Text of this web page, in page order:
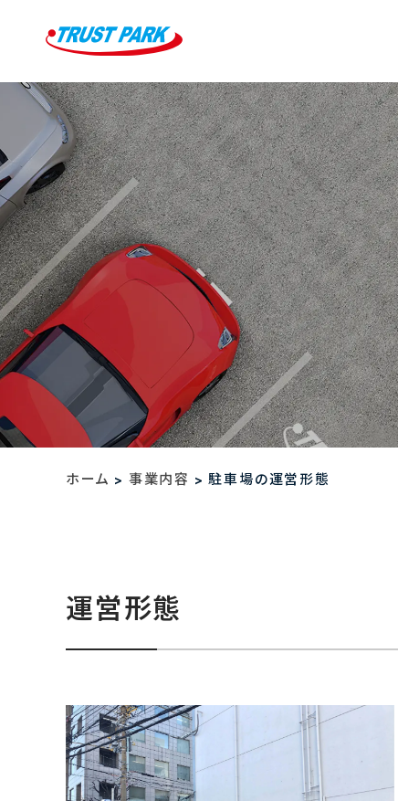
ホーム > 事業内容 >駐車場の運営形態
運営形態